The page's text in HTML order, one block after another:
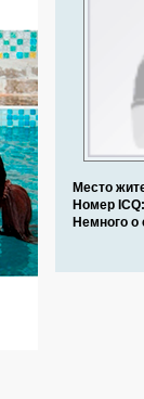
Место
Номер ICQ:
Немного о